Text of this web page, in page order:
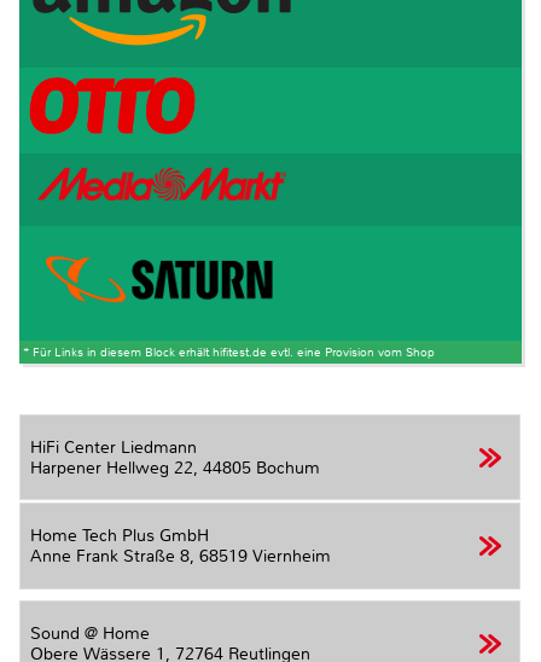
* Für Links in diesem Block erhält hifitest.de evtl. eine Provision vom Shop
HiFi Center Liedmann
Harpener Hellweg 22, 44805 Bochum
Home Tech Plus GmbH
Anne Frank Straße 8, 68519 Viernheim
Sound @ Home
Obere Wässere 1, 72764 Reutlingen